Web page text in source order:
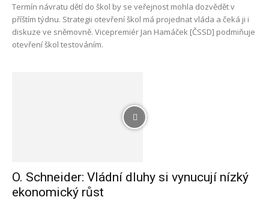
Termín návratu dětí do škol by se veřejnost mohla dozvědět v
příštím týdnu. Strategii otevření škol má projednat vláda a čeká ji i
diskuze ve sněmovně. Vicepremiér Jan Hamáček [ČSSD] podmiňuje
otevření škol testováním.
O. Schneider: Vládní dluhy si vynucují nízký
ekonomický růst